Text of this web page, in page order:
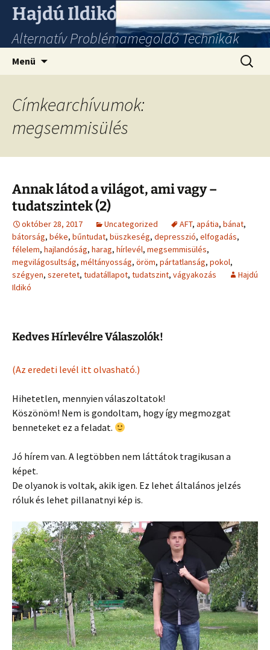
Hajdú Ildikó
Alternatív Problémamegoldó Technikák
Menü
Címkearchívumok:
megsemmisülés
Annak látod a világot, ami vagy –
tudatszintek (2)
október 28, 2017 Uncategorized AFT, apátia, bánat,
bátorság, béke, bűntudat, büszkeség, depresszió, elfogadás,
félelem, hajlandóság, harag, hírlevél, megsemmisülés,
megvilágosultság, méltányosság, öröm, pártatlanság, pokol,
szégyen, szeretet, tudatállapot, tudatszint, vágyakozás
Hajdú
Ildikó
Kedves Hírlevélre Válaszolók!
(Az eredeti levél itt olvasható.)
Hihetetlen, mennyien válaszoltatok!
Köszönöm! Nem is gondoltam, hogy így megmozgat
benneteket ez a feladat.
Jó hírem van. A legtöbben nem láttátok tragikusan a
képet.
De olyanok is voltak, akik igen. Ez lehet általános jelzés
róluk és lehet pillanatnyi kép is.